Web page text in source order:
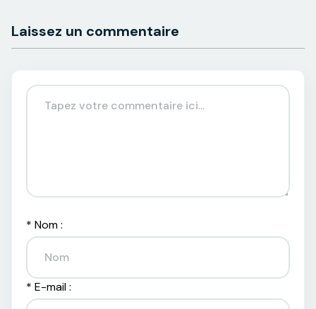
Laissez un commentaire
* Nom :
* E-mail :